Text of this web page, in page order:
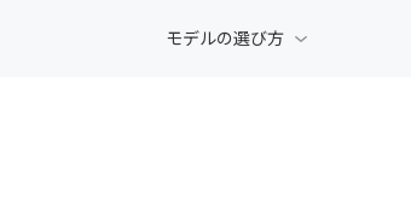
モデルの選び方